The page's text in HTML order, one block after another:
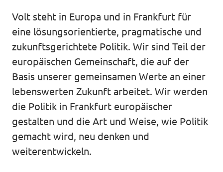
Europaebene
Volt Europa
Nationale Teams in Europa
Unsere Events
Volt im Römer
Unterstütz' uns!
Volt steht in Europa und in Frankfurt für
eine lösungsorientierte, pragmatische und
zukunftsgerichtete Politik. Wir sind Teil der
europäischen Gemeinschaft, die auf der
Basis unserer gemeinsamen Werte an einer
lebenswerten Zukunft arbeitet. Wir werden
die Politik in Frankfurt europäischer
gestalten und die Art und Weise, wie Politik
gemacht wird, neu denken und
weiterentwickeln.